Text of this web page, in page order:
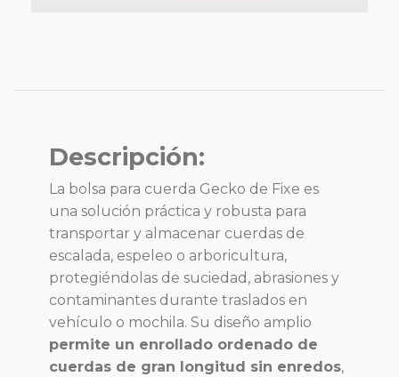
Descripción:
La bolsa para cuerda Gecko de Fixe es
una solución práctica y robusta para
transportar y almacenar cuerdas de
escalada, espeleo o arboricultura,
protegiéndolas de suciedad, abrasiones y
contaminantes durante traslados en
vehículo o mochila. Su diseño amplio
permite un enrollado ordenado de
cuerdas de gran longitud sin enredos,